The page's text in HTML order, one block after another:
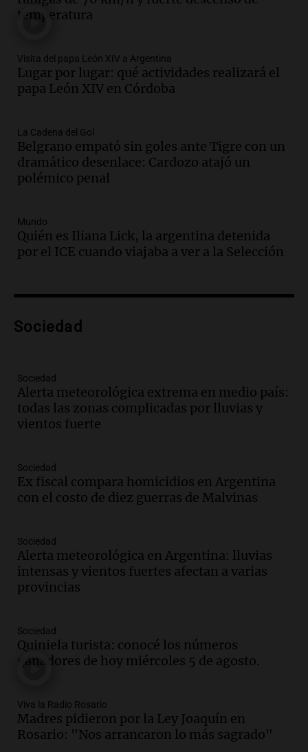
Panorama Federal
Audio.Madres en Rosario piden por la
ley Joaquín.
Viva la Radio Rosario
Audio. Juan Pedro Colombo, rematador
de hacienda: “Las tecnologías no
reemplazan el contacto con la gente”
La Argentina, hoy
Audio.
un pozo de 17 metros en Nueva Córdoba
Panorama Federal
Audio.Lanzamiento del Tigo 7 CSH: el
al mercado argentino
Audio.
Mundial de Natación de Invierno con
récords y atletas de 20 países
Amamos Argentina
Audio.
accidente fatal en San Luis dejó tres
jóvenes muertos y un herido grave
Audio.
Historiador de la UBA celebró la
marcha atrás en la Ley de Tierras:
“Frenamos un saqueo de recursos”
Amamos Argentina
Audio.
Federal Sancor Seguros y adelantó su
nuevo tema a Cadena 3 Rosario.
Audio.Cierre del Paso Internacional
Cristo Redentor por acumulación de
nieve se extiende a 22 días
temperatura
Visita del papa León XIV a Argentina
Lugar por lugar: qué actividades realizará el
papa León XIV en Córdoba
La Cadena del Gol
Belgrano empató sin goles ante Tigre con un
dramático desenlace: Cardozo atajó un
polémico penal
Mundo
Quién es Iliana Lick, la argentina detenida
por el ICE cuando viajaba a ver a la Selección
Sociedad
Sociedad
Alerta meteorológica extrema en medio país:
todas las zonas complicadas por lluvias y
vientos fuerte
Sociedad
Ex fiscal compara homicidios en Argentina
con el costo de diez guerras de Malvinas
Sociedad
Alerta meteorológica en Argentina: lluvias
intensas y vientos fuertes afectan a varias
provincias
Sociedad
Quiniela turista: conocé los números
ganadores de hoy miércoles 5 de agosto.
Viva la Radio Rosario
Madres pidieron por la Ley Joaquín en
Rosario: "Nos arrancaron lo más sagrado"